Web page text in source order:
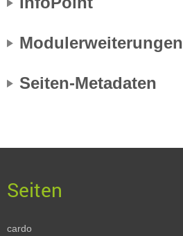
Modulerweiterungen
Seiten-Metadaten
cardo